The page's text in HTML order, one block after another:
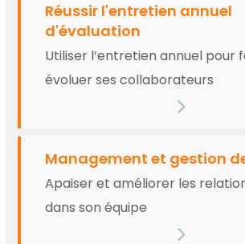
Réussir l'entretien annuel
d'évaluation
Utiliser l’entretien annuel pour
évoluer ses collaborateurs
Management et gestion
Apaiser et améliorer les
dans son équipe